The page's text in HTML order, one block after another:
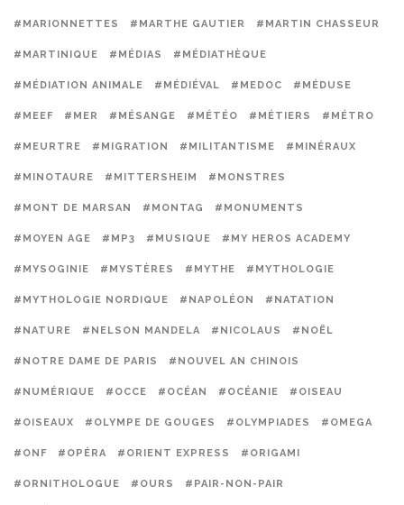
#MARIONNETTES #MARTHE GAUTIER #MARTIN CHASSEUR
#MARTINIQUE #MÉDIAS #MÉDIATHÈQUE
#MÉDIATION ANIMALE #MÉDIÉVAL #MEDOC #MÉDUSE
#MEEF #MER #MÉSANGE #MÉTÉO #MÉTIERS #MÉTRO
#MEURTRE #MIGRATION #MILITANTISME #MINÉRAUX
#MINOTAURE #MITTERSHEIM #MONSTRES
#MONT DE MARSAN #MONTAG #MONUMENTS
#MOYEN AGE #MP3 #MUSIQUE #MY HEROS ACADEMY
#MYSOGINIE #MYSTÈRES #MYTHE #MYTHOLOGIE
#MYTHOLOGIE NORDIQUE #NAPOLÉON #NATATION
#NATURE #NELSON MANDELA #NICOLAUS #NOËL
#NOTRE DAME DE PARIS #NOUVEL AN CHINOIS
#NUMÉRIQUE #OCCE #OCÉAN #OCÉANIE #OISEAU
#OISEAUX #OLYMPE DE GOUGES #OLYMPIADES #OMEGA
#ONF #OPÉRA #ORIENT EXPRESS #ORIGAMI
#ORNITHOLOGUE #OURS #PAIR-NON-PAIR